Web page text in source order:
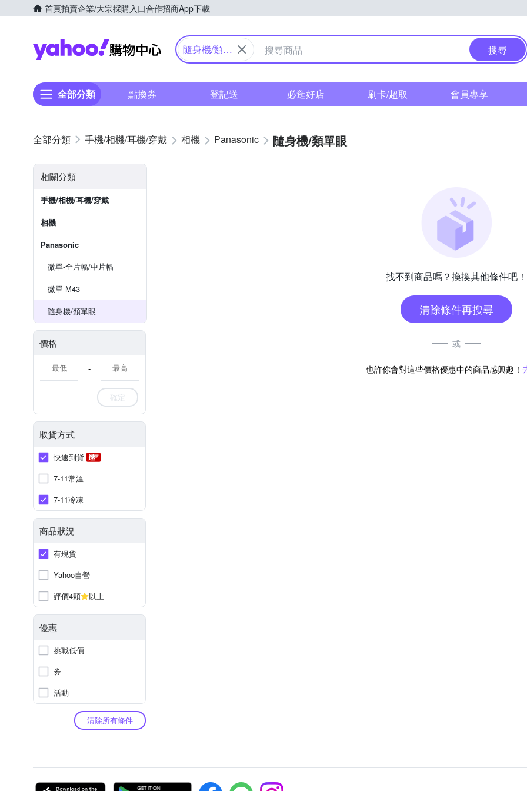
首頁拍賣企業/大宗採購入口合作招商App下載
Yahoo購物中心
隨身機/類單
搜尋
全部分類 點換券 登記送 必逛好店 刷卡/超取 會員專享
手機/相機/耳機/穿戴 相機 Panasonic 隨身機/類單眼
相關分類
手機/相機/耳機/穿戴
相機
Panasonic
微單-全片幅/中片幅
微單-M43
隨身機/類單眼
價格
-
確定
取貨方式
快速到貨
7-11常溫
7-11冷凍
商品狀況
有現貨
Yahoo自營
評價4顆
以上
優惠
挑戰低價
券
活動
清除所有條件
找不到商品嗎？換換其他條件吧！
清除條件再搜尋
或
也許你會對這些價格優惠中的商品感興趣！